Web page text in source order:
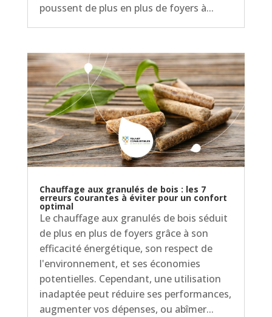
poussent de plus en plus de foyers à...
Chauffage aux granulés de bois : les 7
erreurs courantes à éviter pour un confort
optimal
Le chauffage aux granulés de bois séduit
de plus en plus de foyers grâce à son
efficacité énergétique, son respect de
l'environnement, et ses économies
potentielles. Cependant, une utilisation
inadaptée peut réduire ses performances,
augmenter vos dépenses, ou abîmer...